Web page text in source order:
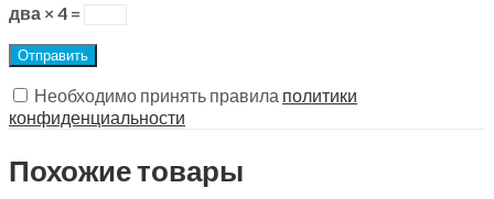
два × 4 =
Необходимо принять правила политики
конфиденциальности
Похожие товары